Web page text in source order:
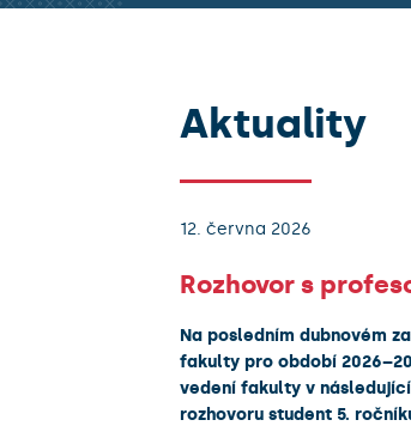
Aktuality
12. června 2026
Rozhovor s
Na posledním dubnovém
fakulty pro období
vedení fakulty v
rozhovoru student 5.